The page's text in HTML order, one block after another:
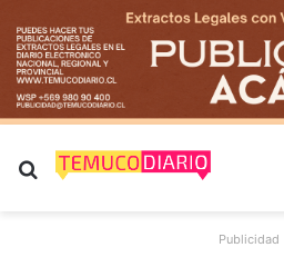
Buscar por
Publicidad